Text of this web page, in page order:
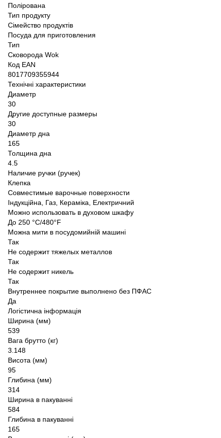
Полірована
Тип продукту
Сімейство продуктів
Посуда для приготовления
Тип
Сковорода Wok
Код EAN
8017709355944
Технічні характеристики
Диаметр
30
Другие доступные размеры
30
Диаметр дна
165
Толщина дна
4.5
Наличие ручки (ручек)
Клепка
Совместимые варочные поверхности
Індукційна, Газ, Кераміка, Електричний
Можно использовать в духовом шкафу
До 250 °C/480°F
Можна мити в посудомийній машині
Так
Не содержит тяжелых металлов
Так
Не содержит никель
Так
Внутреннее покрытие выполнено без ПФАС
Да
Логістична інформація
Ширина (мм)
539
Вага брутто (кг)
3.148
Висота (мм)
95
Глибина (мм)
314
Ширина в пакуванні
584
Глибина в пакуванні
165